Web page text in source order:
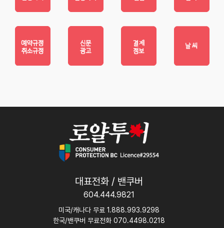
대표전화 / 밴쿠버
604.444.9821
미국/캐나다 무료 1.888.993.9298
한국/밴쿠버 무료전화 070.4498.0218